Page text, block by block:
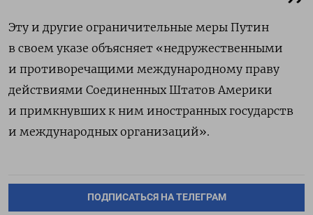
Эту и другие ограничительные меры Путин
в своем указе объясняет «недружественными
и противоречащими международному праву
действиями Соединенных Штатов Америки
и примкнувших к ним иностранных государств
и международных организаций».
ПОДПИСАТЬСЯ НА ТЕЛЕГРАМ